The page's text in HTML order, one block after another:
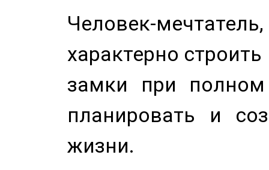
Человек-
характерно
замки при полном
планировать и
жизни.